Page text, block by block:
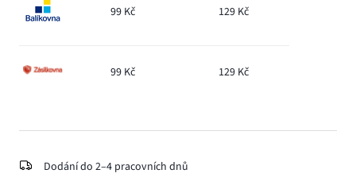
99 Kč 129 Kč
99 Kč 129 Kč
Dodání do 2–4 pracovních dnů